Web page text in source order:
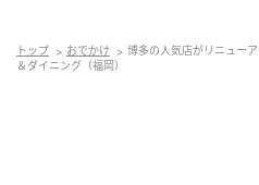
トップ おでかけ
博多の人気店がリニュー
＆ダイニング（福岡）